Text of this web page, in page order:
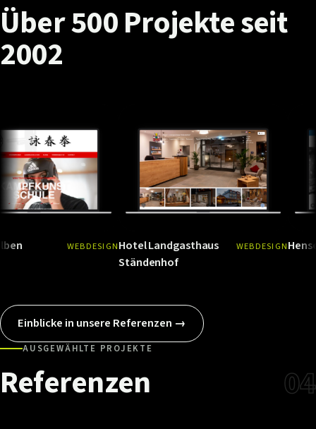
Über500Projekteseit
2002
WEBDESIGN Ansehen→
Hotel Landgasthaus
Ständenhof
WEBDESIGN Ansehen→
Hensel GmbH
Einblicke in unsere Referenzen →
AUSGEWÄHLTE PROJEKTE
Referenzen 04